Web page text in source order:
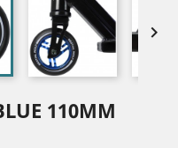

110MM